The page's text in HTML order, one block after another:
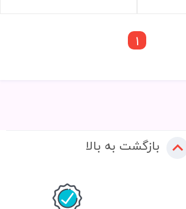
1
بازگشت به بالا